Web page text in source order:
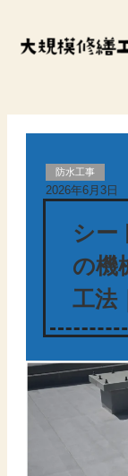
防水工事
2026年6月3日
シー
の機
工法